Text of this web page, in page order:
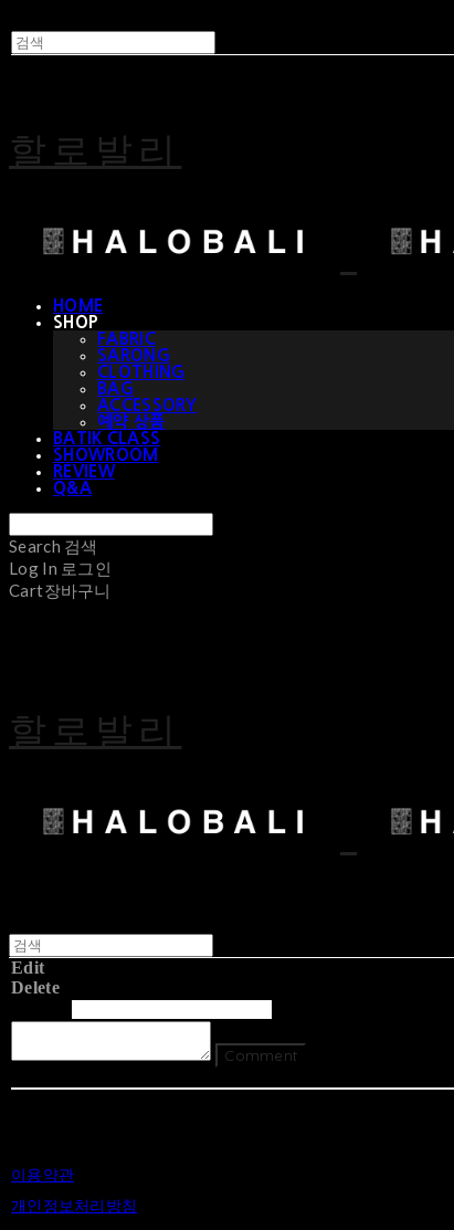
할로발리
HOME
SHOP
FABRIC
SARONG
CLOTHING
BAG
ACCESSORY
예약 상품
BATIK CLASS
SHOWROOM
REVIEW
Q&A
Search 검색
Log In 로그인
Cart장바구니
할로발리
Edit
Delete
Comment
이용약관
개인정보처리방침